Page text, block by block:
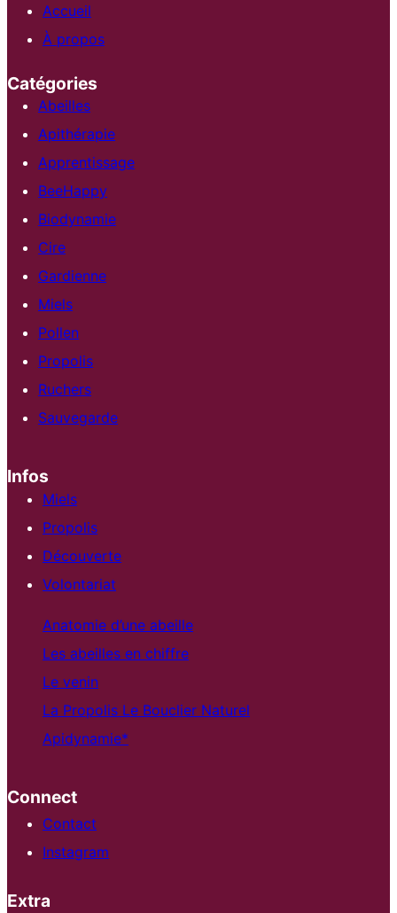
Accueil
À propos
Catégories
Abeilles
Apithérapie
Apprentissage
BeeHappy
Biodynamie
Cire
Gardienne
Miels
Pollen
Propolis
Ruchers
Sauvegarde
Infos
Miels
Propolis
Découverte
Volontariat
Anatomie d’une abeille
Les abeilles en chiffre
Le venin
La Propolis Le Bouclier Naturel
Apidynamie*
Connect
Contact
Instagram
Extra